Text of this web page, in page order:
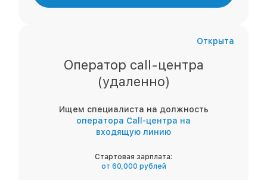
Открыта
Оператор call-центра
(удаленно)
Ищем специалиста на должность
оператора Call-центра на
входящую линию
Стартовая зарплата:
от 60,000 рублей